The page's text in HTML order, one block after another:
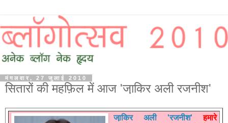
मंगलवार, 27 जुलाई 2010
सितारों की महफ़िल में आज 'जा़किर अली रजनीश'
जा़किर अली 'रजनीश' हमारे